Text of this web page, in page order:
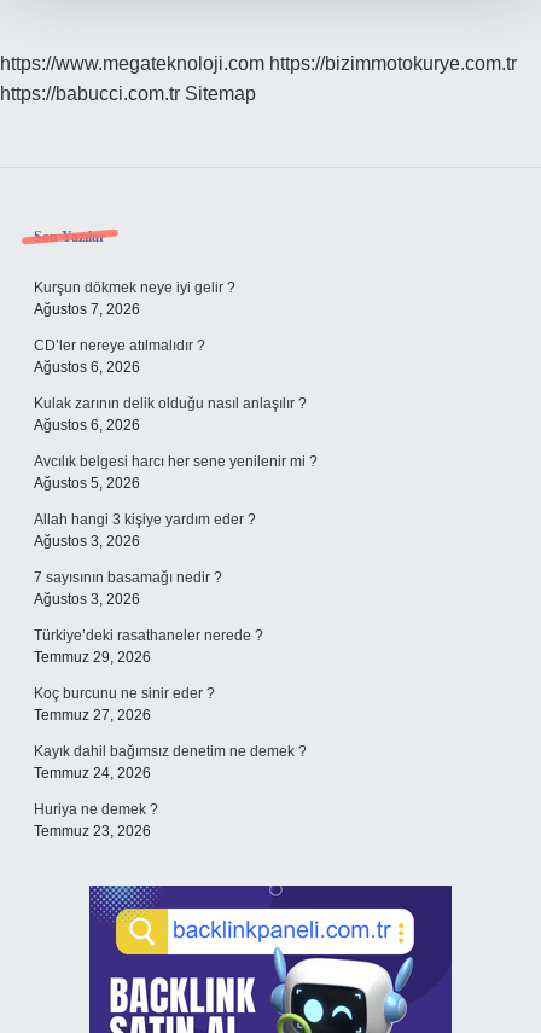
https://www.megateknoloji.com https://bizimmotokurye.com.tr
https://babucci.com.tr Sitemap
Sidebar
Son Yazılar
Kurşun dökmek neye iyi gelir ?
Ağustos 7, 2026
CD’ler nereye atılmalıdır ?
Ağustos 6, 2026
Kulak zarının delik olduğu nasıl anlaşılır ?
Ağustos 6, 2026
Avcılık belgesi harcı her sene yenilenir mi ?
Ağustos 5, 2026
Allah hangi 3 kişiye yardım eder ?
Ağustos 3, 2026
7 sayısının basamağı nedir ?
Ağustos 3, 2026
Türkiye’deki rasathaneler nerede ?
Temmuz 29, 2026
Koç burcunu ne sinir eder ?
Temmuz 27, 2026
Kayık dahil bağımsız denetim ne demek ?
Temmuz 24, 2026
Huriya ne demek ?
Temmuz 23, 2026